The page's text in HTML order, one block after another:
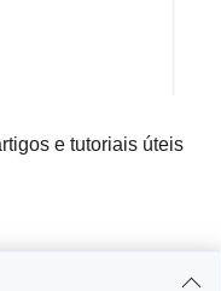
e tutoriais úteis